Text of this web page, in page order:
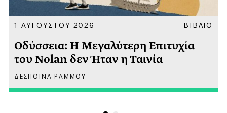
1 ΑΥΓΟΥΣΤΟΥ 2026 ΒΙΒΛΙΟ
Οδύσσεια: Η Μεγαλύτερη Επιτυχία
του Nolan δεν Ήταν η Ταινία
ΔΕΣΠΟΙΝΑ ΡΑΜΜΟΥ